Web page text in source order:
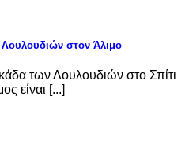
στον Άλιμο
των Λουλουδιών στο Σπίτι
είναι [...]